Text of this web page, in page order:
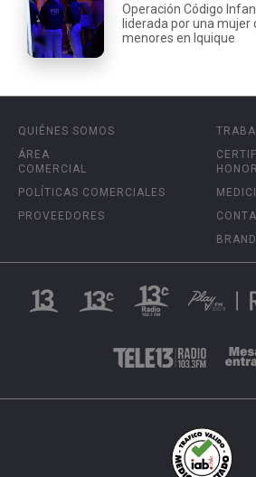
Operación Código
liderada por una mujer
menores en Iquique
QUIÉNES SOMOS
ÁREA
COMERCIAL
POLÍTICAS COMERCIALES
PROVEEDORES